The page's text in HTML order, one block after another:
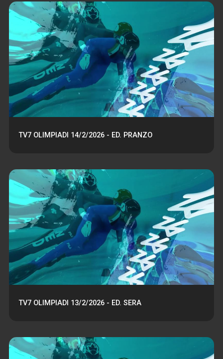
TV7 OLIMPIADI 14/2/2026 - ED. PRANZO
TV7 OLIMPIADI 13/2/2026 - ED. SERA